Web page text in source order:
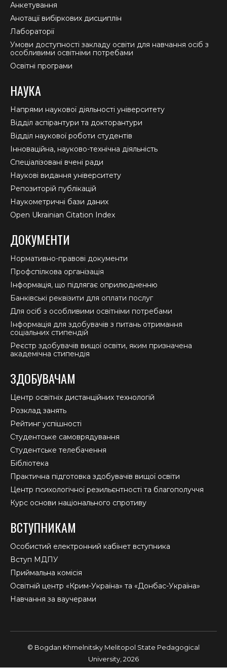
Анкетування
Анотації вибіркових дисциплін
Лабораторії
Умови доступності закладу освіти для навчання осіб з
особливими освітніми потребами
Освітні програми
НАУКА
Напрями наукової діяльності університету
Відділ аспірантури та докторантури
Відділ наукової роботи студентів
Інноваційна, науково-технічна діяльність
Спеціалізовані вчені ради
Наукові видання університету
Репозиторій публікацій
Наукометричні бази даних
Open Ukrainian Citation Index
ДОКУМЕНТИ
Нормативно-правові документи
Профспілкова організація
Інформація, що підлягає оприлюдненню
Банківські реквізити для оплати послуг
Для осіб з особливими освітніми потребами
Інформація для здобувачів з питань отримання
соціальних стипендій
Реєстр здобувачів вищої освіти, яким призначена
академічна стипендія
ЗДОБУВАЧАМ
Центр освітніх дистанційних технологій
Розклад занять
Рейтинг успішності
Студентське самоврядування
Студентське телебачення
Бібліотека
Практична підготовка здобувачів вищої освіти
Центр психологічної резильєнтності та благополуччя
Курс основи національного спротиву
ВСТУПНИКАМ
Особистий електронний кабінет вступника
Вступ МДПУ
Приймальна комісія
Освітній центр «Крим-Україна» та «Донбас-Україна»
Навчання за ваучерами
© Bogdan Khmelnitsky Melitopol State Pedagogical
University, 2026